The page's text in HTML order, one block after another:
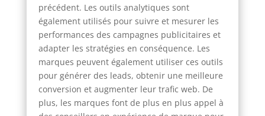
précédent. Les outils analytiques sont
également utilisés pour suivre et mesurer les
performances des campagnes publicitaires et
adapter les stratégies en conséquence. Les
marques peuvent également utiliser ces outils
pour générer des leads, obtenir une meilleure
conversion et augmenter leur trafic web. De
plus, les marques font de plus en plus appel à